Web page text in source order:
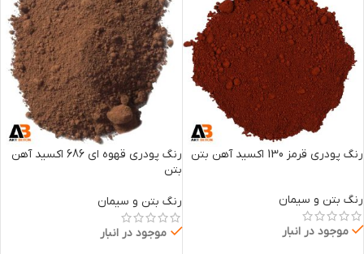
رنگ پودری قرمز 130 اکسید آهن بتن
رنگ بتن و سیمان
موجود در انبار
رنگ پودری قهوه ای 686 اکسید آهن
بتن
رنگ بتن و سیمان
موجود در انبار